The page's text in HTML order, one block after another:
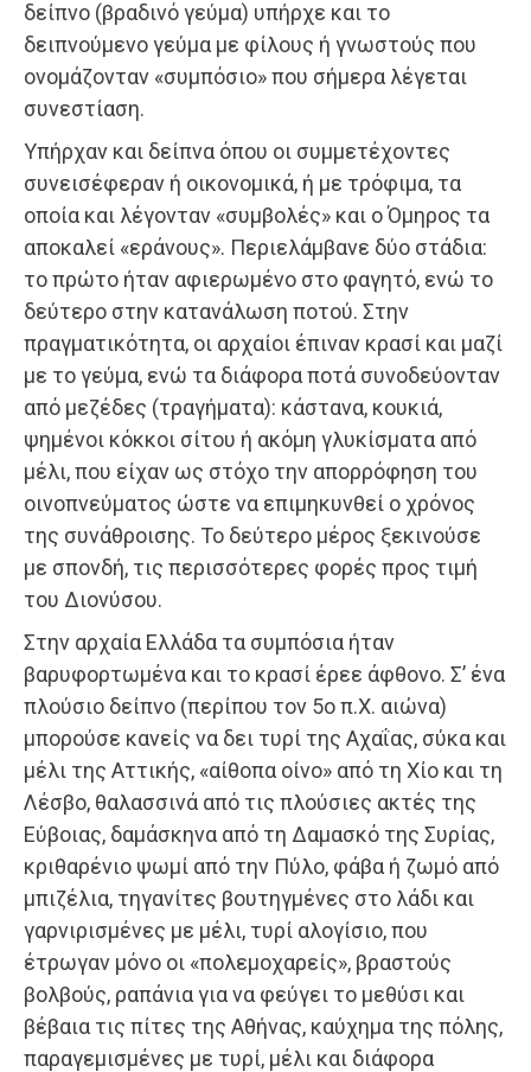
δείπνο (βραδινό γεύμα) υπήρχε και το
δειπνούμενο γεύμα με φίλους ή γνωστούς που
ονομάζονταν «συμπόσιο» που σήμερα λέγεται
συνεστίαση.
Υπήρχαν και δείπνα όπου οι συμμετέχοντες
συνεισέφεραν ή οικονομικά, ή με τρόφιμα, τα
οποία και λέγονταν «συμβολές» και ο Όμηρος τα
αποκαλεί «εράνους». Περιελάμβανε δύο στάδια:
το πρώτο ήταν αφιερωμένο στο φαγητό, ενώ το
δεύτερο στην κατανάλωση ποτού. Στην
πραγματικότητα, οι αρχαίοι έπιναν κρασί και μαζί
με το γεύμα, ενώ τα διάφορα ποτά συνοδεύονταν
από μεζέδες (τραγήματα): κάστανα, κουκιά,
ψημένοι κόκκοι σίτου ή ακόμη γλυκίσματα από
μέλι, που είχαν ως στόχο την απορρόφηση του
οινοπνεύματος ώστε να επιμηκυνθεί ο χρόνος
της συνάθροισης. Το δεύτερο μέρος ξεκινούσε
με σπονδή, τις περισσότερες φορές προς τιμή
του Διονύσου.
Στην αρχαία Ελλάδα τα συμπόσια ήταν
βαρυφορτωμένα και το κρασί έρεε άφθονο. Σ’ ένα
πλούσιο δείπνο (περίπου τον 5ο π.Χ. αιώνα)
μπορούσε κανείς να δει τυρί της Αχαΐας, σύκα και
μέλι της Αττικής, «αίθοπα οίνο» από τη Χίο και τη
Λέσβο, θαλασσινά από τις πλούσιες ακτές της
Εύβοιας, δαμάσκηνα από τη Δαμασκό της Συρίας,
κριθαρένιο ψωμί από την Πύλο, φάβα ή ζωμό από
μπιζέλια, τηγανίτες βουτηγμένες στο λάδι και
γαρνιρισμένες με μέλι, τυρί αλογίσιο, που
έτρωγαν μόνο οι «πολεμοχαρείς», βραστούς
βολβούς, ραπάνια για να φεύγει το μεθύσι και
βέβαια τις πίτες της Αθήνας, καύχημα της πόλης,
παραγεμισμένες με τυρί, μέλι και διάφορα